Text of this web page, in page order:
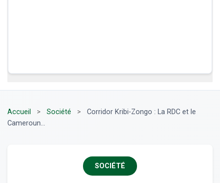
Accueil > Société >
Corridor Kribi-Zongo : La RDC et le
Cameroun...
SOCIÉTÉ